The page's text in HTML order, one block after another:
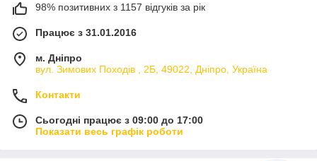
98% позитивних з 1157 відгуків за рік
Працює з 31.01.2016
м. Дніпро
вул. Зимових Походiв , 2Б, 49022, Дніпро, Україна
Контакти
Сьогодні працює з 09:00 до 17:00
Показати весь графік роботи